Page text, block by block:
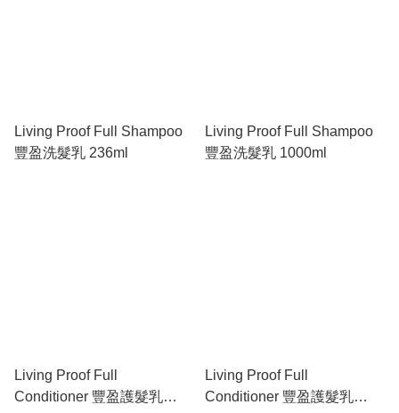
Living Proof Full Shampoo
豐盈洗髮乳 236ml
Living Proof Full Shampoo
豐盈洗髮乳 1000ml
Living Proof Full
Conditioner 豐盈護髮乳
Living Proof Full
Conditioner 豐盈護髮乳